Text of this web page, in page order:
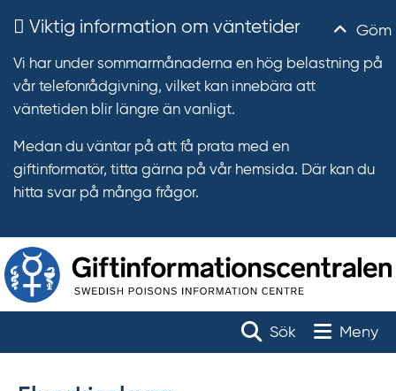
Göm
Viktig information om väntetider
Vi har under sommarmånaderna en hög belastning på
vår telefonrådgivning, vilket kan innebära att
väntetiden blir längre än vanligt.
Medan du väntar på att få prata med en
giftinformatör, titta gärna på vår hemsida. Där kan du
hitta svar på många frågor.
Sök Toggle
Meny